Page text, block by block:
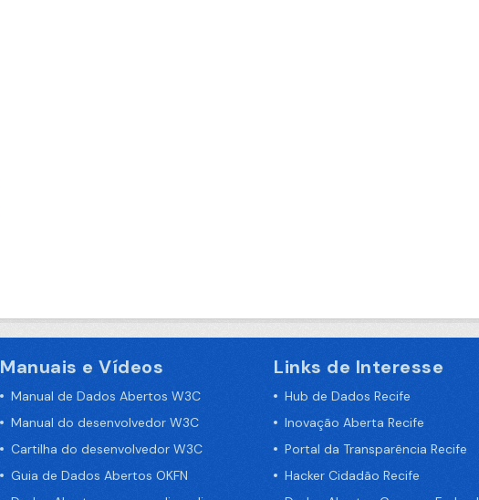
Manuais e Vídeos
Manual de Dados Abertos W3C
Manual do desenvolvedor W3C
Cartilha do desenvolvedor W3C
Guia de Dados Abertos OKFN
Links de Interesse
Hub de Dados Recife
Inovação Aberta Recife
Portal da Transparência Recife
Hacker Cidadão Recife